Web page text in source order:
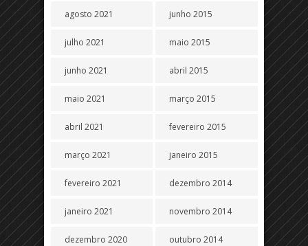
agosto 2021
julho 2021
junho 2021
maio 2021
abril 2021
março 2021
fevereiro 2021
janeiro 2021
dezembro 2020
junho 2015
maio 2015
abril 2015
março 2015
fevereiro 2015
janeiro 2015
dezembro 2014
novembro 2014
outubro 2014